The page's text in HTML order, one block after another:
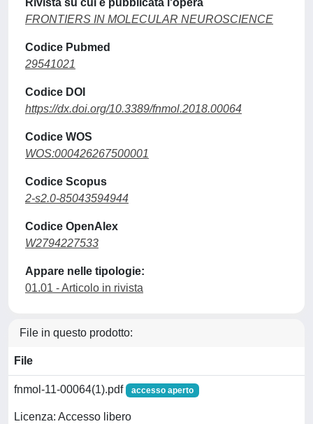
Rivista su cui è pubblicata l'opera
FRONTIERS IN MOLECULAR NEUROSCIENCE
Codice Pubmed
29541021
Codice DOI
https://dx.doi.org/10.3389/fnmol.2018.00064
Codice WOS
WOS:000426267500001
Codice Scopus
2-s2.0-85043594944
Codice OpenAlex
W2794227533
Appare nelle tipologie:
01.01 - Articolo in rivista
File in questo prodotto:
File
fnmol-11-00064(1).pdf accesso aperto
Licenza: Accesso libero